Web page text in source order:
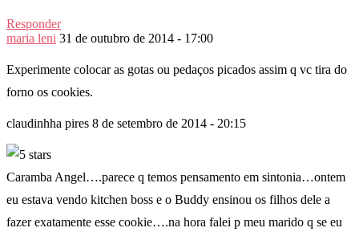
Responder
maria leni 31 de outubro de 2014 - 17:00
Experimente colocar as gotas ou pedaços picados assim q vc tira do
forno os cookies.
claudinhha pires 8 de setembro de 2014 - 20:15
Caramba Angel….parece q temos pensamento em sintonia…ontem
eu estava vendo kitchen boss e o Buddy ensinou os filhos dele a
fazer exatamente esse cookie….na hora falei p meu marido q se eu